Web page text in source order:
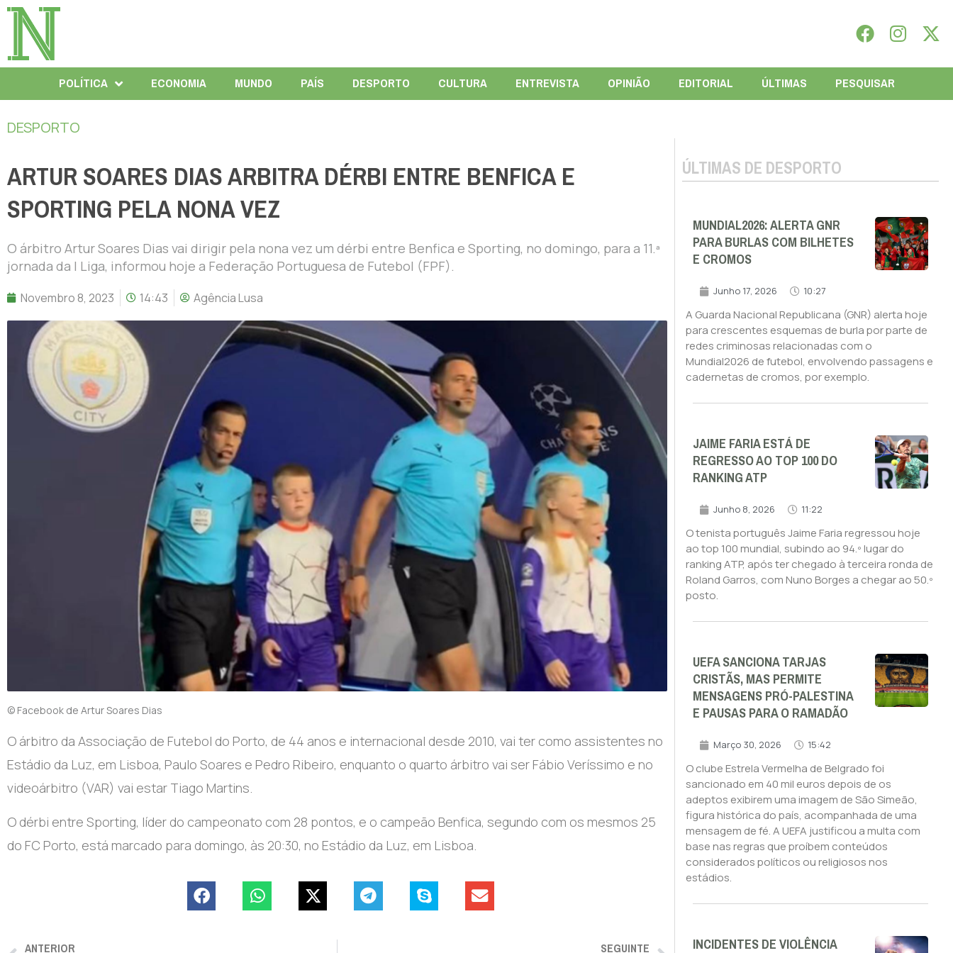
POLÍTICA ECONOMIA MUNDO PAÍS DESPORTO CULTURA ENTREVISTA OPINIÃO EDITORIAL ÚLTIMAS PESQUISAR
DESPORTO
ARTUR SOARES DIAS ARBITRA DÉRBI ENTRE BENFICA E
SPORTING PELA NONA VEZ
O árbitro Artur Soares Dias vai dirigir pela nona vez um dérbi entre Benfica e Sporting, no domingo, para a 11.ª
jornada da I Liga, informou hoje a Federação Portuguesa de Futebol (FPF).
Novembro 8, 2023 14:43 Agência Lusa
© Facebook de Artur Soares Dias
O árbitro da Associação de Futebol do Porto, de 44 anos e internacional desde 2010, vai ter como assistentes no
Estádio da Luz, em Lisboa, Paulo Soares e Pedro Ribeiro, enquanto o quarto árbitro vai ser Fábio Veríssimo e no
videoárbitro (VAR) vai estar Tiago Martins.
O dérbi entre Sporting, líder do campeonato com 28 pontos, e o campeão Benfica, segundo com os mesmos 25
do FC Porto, está marcado para domingo, às 20:30, no Estádio da Luz, em Lisboa.
ANTERIOR SEGUINTE
ÚLTIMAS DE DESPORTO
MUNDIAL2026: ALERTA GNR
PARA BURLAS COM BILHETES
E CROMOS
Junho 17, 2026 10:27
A Guarda Nacional Republicana (GNR) alerta hoje
para crescentes esquemas de burla por parte de
redes criminosas relacionadas com o
Mundial2026 de futebol, envolvendo passagens e
cadernetas de cromos, por exemplo.
JAIME FARIA ESTÁ DE
REGRESSO AO TOP 100 DO
RANKING ATP
Junho 8, 2026 11:22
O tenista português Jaime Faria regressou hoje
ao top 100 mundial, subindo ao 94.º lugar do
ranking ATP, após ter chegado à terceira ronda de
Roland Garros, com Nuno Borges a chegar ao 50.º
posto.
UEFA SANCIONA TARJAS
CRISTÃS, MAS PERMITE
MENSAGENS PRÓ-PALESTINA
E PAUSAS PARA O RAMADÃO
Março 30, 2026 15:42
O clube Estrela Vermelha de Belgrado foi
sancionado em 40 mil euros depois de os
adeptos exibirem uma imagem de São Simeão,
figura histórica do país, acompanhada de uma
mensagem de fé. A UEFA justificou a multa com
base nas regras que proíbem conteúdos
considerados políticos ou religiosos nos
estádios.
INCIDENTES DE VIOLÊNCIA